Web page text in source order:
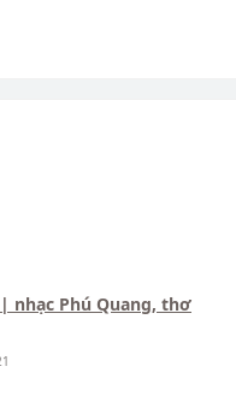
nhạc Phú Quang, thơ